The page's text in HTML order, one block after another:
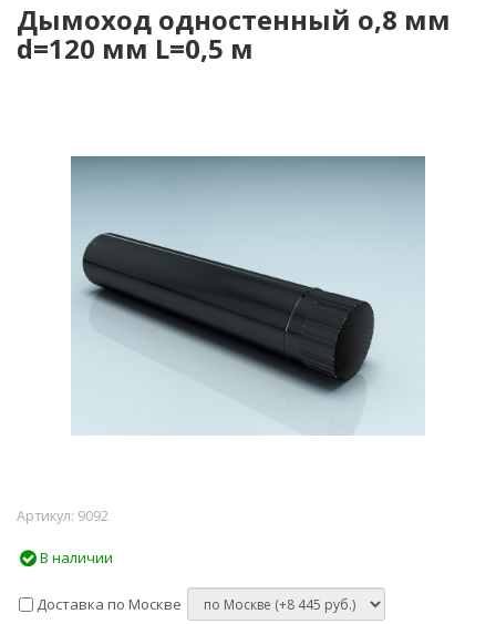
Дымоход одностенный о,8 мм
d=120 мм L=0,5 м
Артикул: 9092
В наличии
Доставка по Москве